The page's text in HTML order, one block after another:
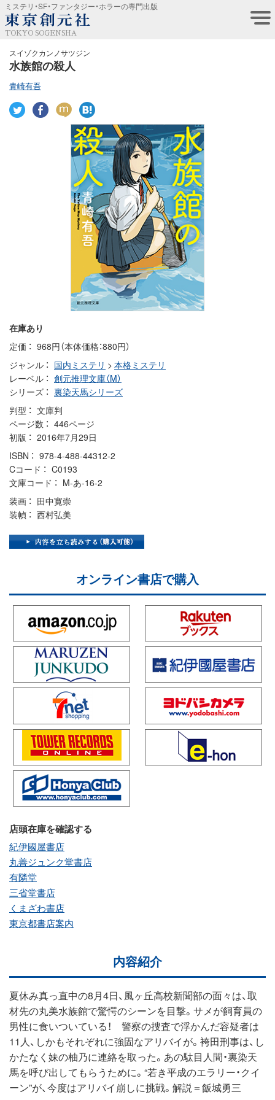
ミステリ・SF・ファンタジー・ホラーの専門出版
TOKYO SOGENSHA
スイゾクカンノサツジン
水族館の殺人
青崎有吾
在庫あり
定価
968円（本体価格：880円）
ジャンル
国内ミステリ > 本格ミステリ
レーベル
創元推理文庫（M）
シリーズ
裏染天馬シリーズ
判型
文庫判
ページ数
446ページ
初版
2016年7月29日
ISBN
978-4-488-44312-2
Cコード
C0193
文庫コード
M-あ-16-2
装画
田中寛崇
装幀
西村弘美
オンライン書店で購入
店頭在庫を確認する
紀伊國屋書店
丸善ジュンク堂書店
有隣堂
三省堂書店
くまざわ書店
東京都書店案内
内容紹介
夏休み真っ直中の8月4日、風ヶ丘高校新聞部の面々は、取
材先の丸美水族館で驚愕のシーンを目撃。サメが飼育員の
男性に食いついている！ 警察の捜査で浮かんだ容疑者は
11人、しかもそれぞれに強固なアリバイが。袴田刑事は、し
かたなく妹の柚乃に連絡を取った。あの駄目人間・裏染天
馬を呼び出してもらうために。“若き平成のエラリー・クイ
ーン”が、今度はアリバイ崩しに挑戦。解説＝飯城勇三